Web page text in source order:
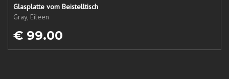
Glasplatte vom Beistelltisch
Gray, Eileen
€ 99.00